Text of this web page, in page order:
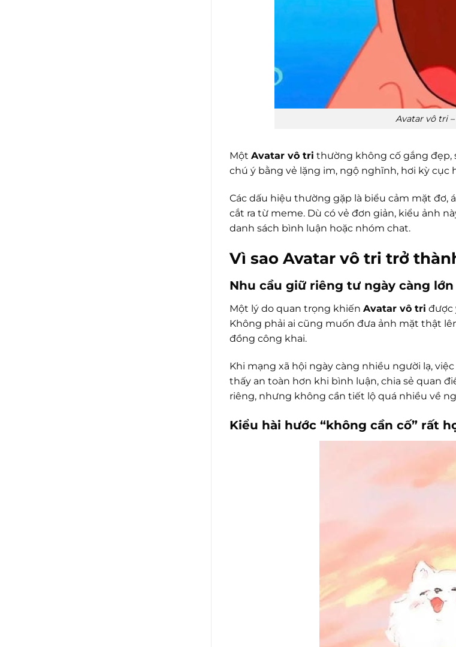
Avatar vô tri
Một Avatar vô tri thường không cố gắng đẹp,
chú ý bằng vẻ lặng im, ngộ nghĩnh, hơi kỳ
Các dấu hiệu thường gặp là biểu cảm mặt đơ,
cắt ra từ meme. Dù có vẻ đơn giản, kiểu ảnh
danh sách bình luận hoặc nhóm chat.
Vì sao Avatar vô tri trở
Nhu cầu giữ riêng tư ngày càng lớn
Một lý do quan trọng khiến Avatar vô tri được
Không phải ai cũng muốn đưa ảnh mặt thật
đồng công khai.
Khi mạng xã hội ngày càng nhiều người lạ,
thấy an toàn hơn khi bình luận, chia sẻ quan
riêng, nhưng không cần tiết lộ quá nhiều về
Kiểu hài hước “không cần cố” rất